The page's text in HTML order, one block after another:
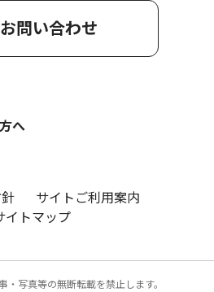
お問い合わせ
へ
サイトご利用案内
イトマップ
・写真等の無断転載を禁止します。